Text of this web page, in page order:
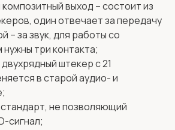
выход – состоит из
один отвечает за передачу
– за звук, для работы со
три контакта;
штекер с 21
в старой аудио- и
не позволяющий
сигнал;